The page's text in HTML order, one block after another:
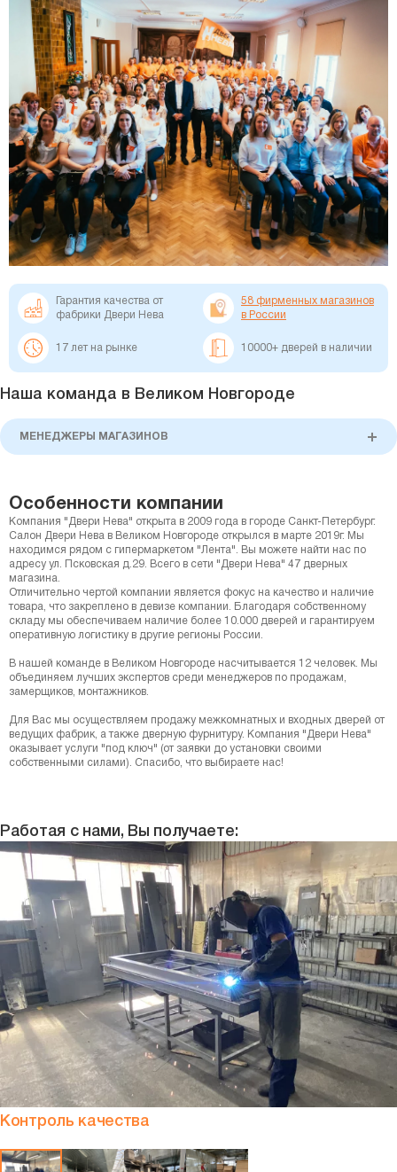
Гарантия качества от
фабрики Двери Нева
58 фирменных магазинов
в России
17 лет на рынке 10000+ дверей в наличии
Наша команда в Великом Новгороде
МЕНЕДЖЕРЫ МАГАЗИНОВ
Особенности компании
Компания "Двери Нева" открыта в 2009 года в городе Санкт-Петербург.
Салон Двери Нева в Великом Новгороде открылся в марте 2019г. Мы
находимся рядом с гипермаркетом "Лента". Вы можете найти нас по
адресу ул. Псковская д.29. Всего в сети "Двери Нева" 47 дверных
магазина.
Отличительно чертой компании является фокус на качество и наличие
товара, что закреплено в девизе компании. Благодаря собственному
складу мы обеспечиваем наличие более 10.000 дверей и гарантируем
оперативную логистику в другие регионы России.
В нашей команде в Великом Новгороде насчитывается 12 человек. Мы
объединяем лучших экспертов среди менеджеров по продажам,
замерщиков, монтажников.
Для Вас мы осуществляем продажу межкомнатных и входных дверей от
ведущих фабрик, а также дверную фурнитуру. Компания "Двери Нева"
оказывает услуги "под ключ" (от заявки до установки своими
собственными силами). Спасибо, что выбираете нас!
Работая с нами, Вы получаете:
Контроль качества